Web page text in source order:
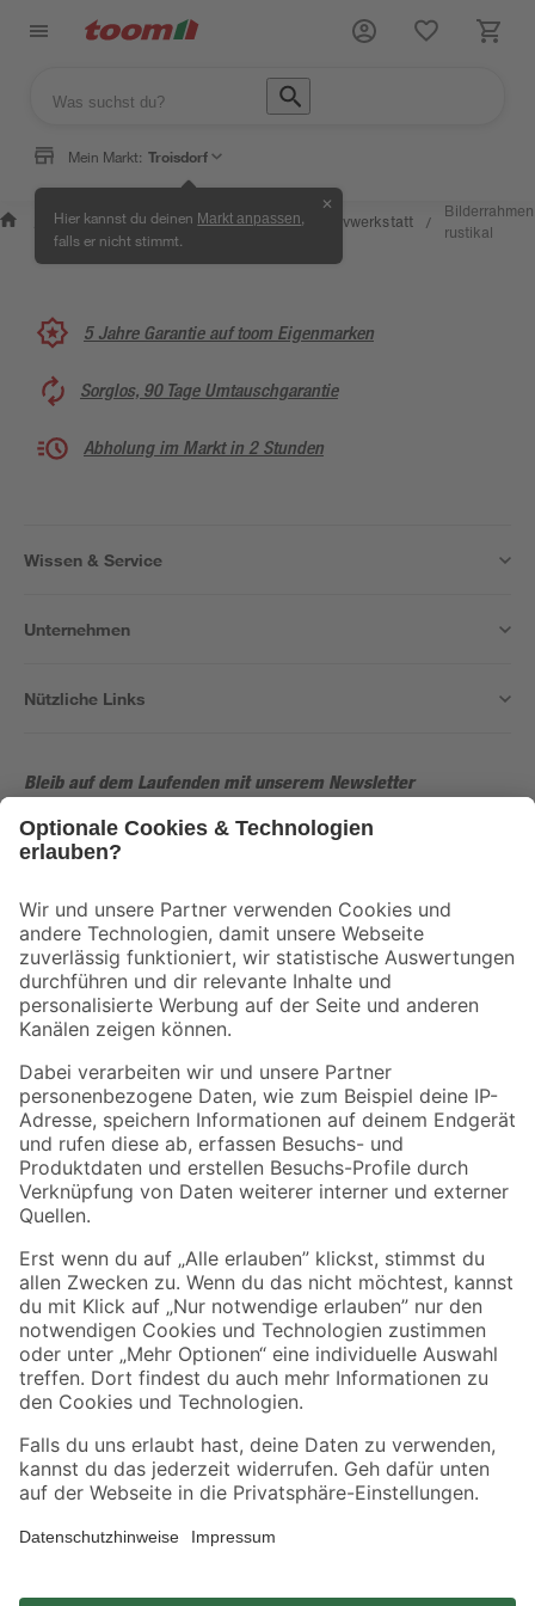
Mein Markt: Troisdorf
Hier kannst du deinen Markt anpassen
falls er nicht stimmt.
✕
Wissen &
Service
/
Selbermachen &
Ratgeber
/ Kreativwerkstatt /
Bilderrahmen
rustikal
5 Jahre Garantie auf toom Eigenmarken
Sorglos, 90 Tage Umtauschgarantie
Abholung im Markt in 2 Stunden
Wissen & Service
Unternehmen
Nützliche Links
Bleib auf dem Laufenden mit unserem Newsletter
Der toom Newsletter: Keine Angebote und Aktionen mehr verpassen!
Folge uns
Zahlungsarten Versandarten
Sicher einkaufen
Jetzt die toom-App herunterladen
Alle Preisangaben in EUR inkl. gesetzl. MwSt.. Die dargestellten Angebote sind unter
Umständen nicht in allen Märkten verfügbar. Die angegebenen Verfügbarkeiten beziehen
sich auf den unter "Mein Markt" ausgewählten toom Baumarkt. Alle Angebote und
*Paketversand ab 59 € versandkostenfrei, gilt nicht für Artikel mit Speditionsversand, hier
fallen zusätzliche Versandkosten an.